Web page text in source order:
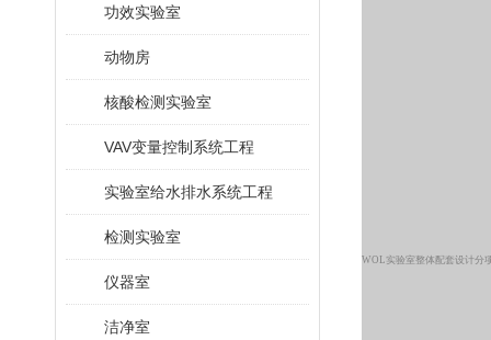
功效实验室
动物房
核酸检测实验室
VAV变量控制系统工程
实验室给水排水系统工程
检测实验室
仪器室
洁净室
WOL实验室整体配套设计分